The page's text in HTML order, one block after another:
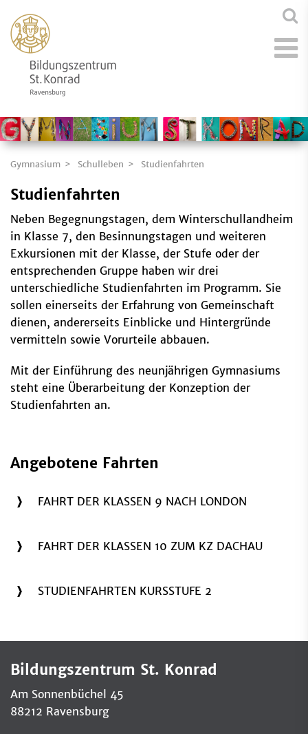
Gymnasium Schulleben Studienfahrten
Studienfahrten
Neben Begegnungstagen, dem Winterschullandheim
in Klasse 7, den Besinnungstagen und weiteren
Exkursionen mit der Klasse, der Stufe oder der
entsprechenden Gruppe haben wir drei
unterschiedliche Studienfahrten im Programm. Sie
sollen einerseits der Erfahrung von Gemeinschaft
dienen, andererseits Einblicke und Hintergründe
vermitteln sowie Vorurteile abbauen.
Mit der Einführung des neunjährigen Gymnasiums
steht eine Überarbeitung der Konzeption der
Studienfahrten an.
Angebotene Fahrten
FAHRT DER KLASSEN 9 NACH LONDON
FAHRT DER KLASSEN 10 ZUM KZ DACHAU
STUDIENFAHRTEN KURSSTUFE 2
Bildungszentrum St. Konrad
Am Sonnenbüchel 45
88212 Ravensburg